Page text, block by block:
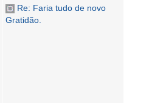
Re: Faria tudo de novo
Gratidão.